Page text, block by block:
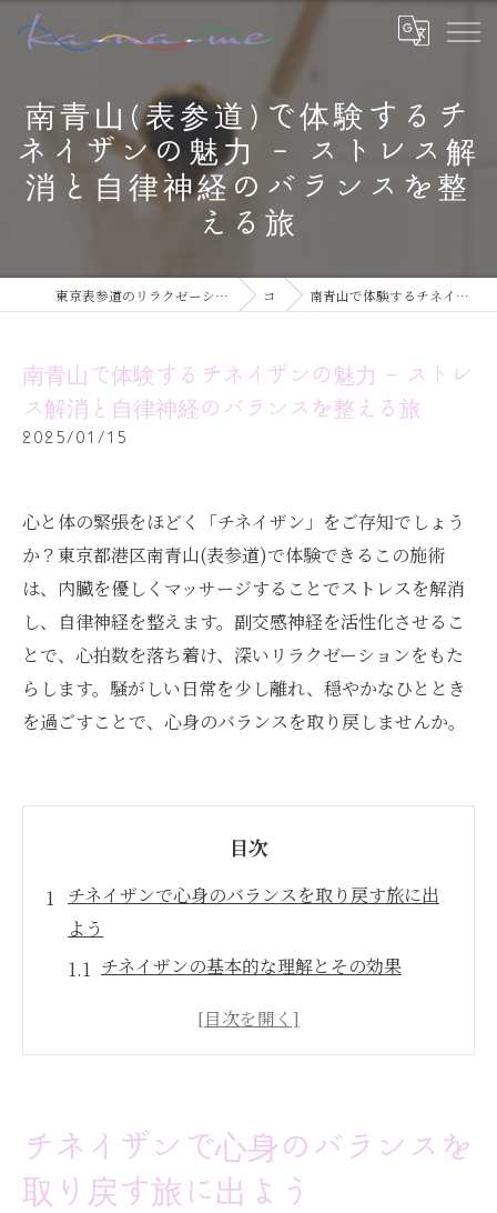
南青山(表参道)で体験するチ
ネイザンの魅力 - ストレス解
消と自律神経のバランスを整
える旅
東京表参道のリラクゼーションならチネイザン / ボディ & マインドケアサロン ka-na-me コラム 南青山で体験するチネイザンの魅力 - ストレス解消と自律神経のバランスを整える旅
南青山で体験するチネイザンの魅力 - ストレ
ス解消と自律神経のバランスを整える旅
2025/01/15
心と体の緊張をほどく「チネイザン」をご存知でしょう
か？東京都港区南青山(表参道)で体験できるこの施術
は、内臓を優しくマッサージすることでストレスを解消
し、自律神経を整えます。副交感神経を活性化させるこ
とで、心拍数を落ち着け、深いリラクゼーションをもた
らします。騒がしい日常を少し離れ、穏やかなひととき
を過ごすことで、心身のバランスを取り戻しませんか。
目次
チネイザンで心身のバランスを取り戻す旅に出
よう
チネイザンの基本的な理解とその効果
リラクゼーションと心身の調和の重要性
東京都港区南青山(表参道)で体験するチネイザ
チネイザンで心身のバランスを
取り戻す旅に出よう